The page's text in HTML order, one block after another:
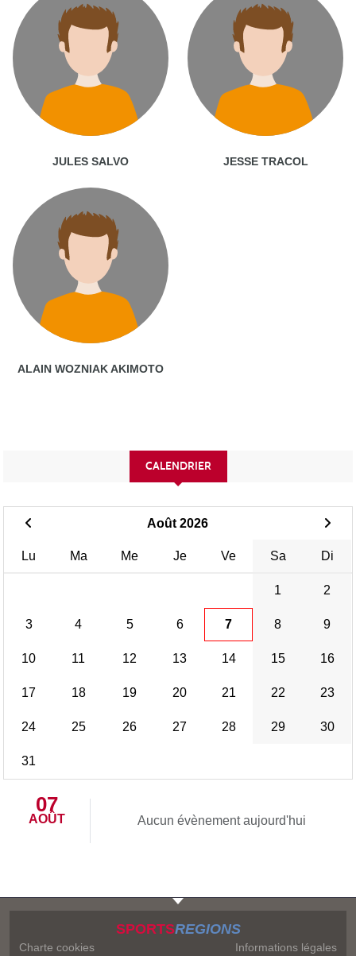
JULES SALVO JESSE TRACOL
ALAIN WOZNIAK AKIMOTO
CALENDRIER
Août 2026
Lu Ma Me Je Ve Sa Di
1 2
3 4 5 6 7 8 9
10 11 12 13 14 15 16
17 18 19 20 21 22 23
24 25 26 27 28 29 30
31
07
AOÛT Aucun évènement aujourd'hui
SPORTSREGIONS
Charte cookies Informations légales